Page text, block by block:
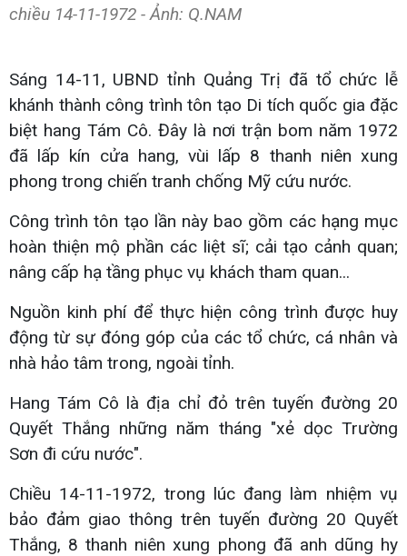
chiều 14-11-1972 - Ảnh: Q.NAM
Sáng 14-11, UBND tỉnh Quảng Trị đã tổ chức lễ
khánh thành công trình tôn tạo Di tích quốc gia đặc
biệt hang Tám Cô. Đây là nơi trận bom năm 1972
đã lấp kín cửa hang, vùi lấp 8 thanh niên xung
phong trong chiến tranh chống Mỹ cứu nước.
Công trình tôn tạo lần này bao gồm các hạng mục
hoàn thiện mộ phần các liệt sĩ; cải tạo cảnh quan;
nâng cấp hạ tầng phục vụ khách tham quan...
Nguồn kinh phí để thực hiện công trình được huy
động từ sự đóng góp của các tổ chức, cá nhân và
nhà hảo tâm trong, ngoài tỉnh.
Hang Tám Cô là địa chỉ đỏ trên tuyến đường 20
Quyết Thắng những năm tháng "xẻ dọc Trường
Sơn đi cứu nước".
Chiều 14-11-1972, trong lúc đang làm nhiệm vụ
bảo đảm giao thông trên tuyến đường 20 Quyết
Thắng, 8 thanh niên xung phong đã anh dũng hy